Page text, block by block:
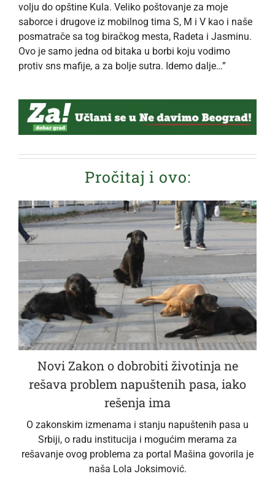
volju do opštine Kula. Veliko poštovanje za moje
saborce i drugove iz mobilnog tima S, M i V kao i naše
posmatrače sa tog biračkog mesta, Radeta i Jasminu.
Ovo je samo jedna od bitaka u borbi koju vodimo
protiv sns mafije, a za bolje sutra. Idemo dalje…”
Pročitaj i ovo:
Novi Zakon o dobrobiti životinja ne
rešava problem napuštenih pasa, iako
rešenja ima
O zakonskim izmenama i stanju napuštenih pasa u
Srbiji, o radu institucija i mogućim merama za
rešavanje ovog problema za portal Mašina govorila je
naša Lola Joksimović.